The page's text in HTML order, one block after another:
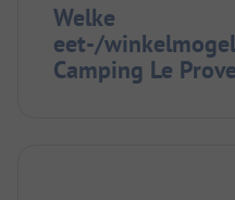
Welke
eet-/
Camping Le